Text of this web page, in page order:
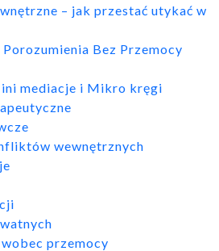
– jak przestać utykać w
Bez Przemocy
mediacje i Mikro kręgi
wewnętrznych
przemocy